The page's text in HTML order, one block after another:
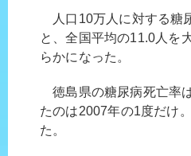
人口10万人に対する糖
と、全国平均の11.0人を
らかになった。
徳島県の糖尿病死亡率
たのは2007年の1度だけ
た。